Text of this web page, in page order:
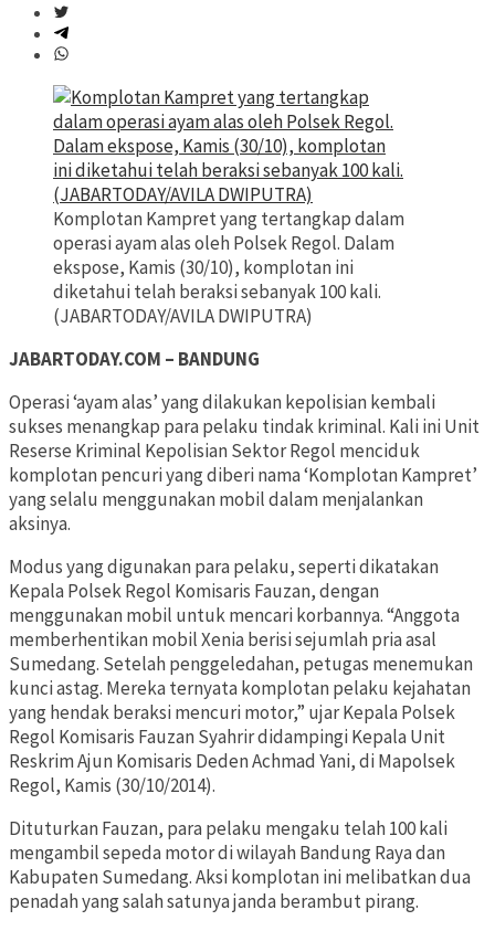
Komplotan Kampret yang tertangkap dalam
operasi ayam alas oleh Polsek Regol. Dalam
ekspose, Kamis (30/10), komplotan ini
diketahui telah beraksi sebanyak 100 kali.
(JABARTODAY/AVILA DWIPUTRA)
JABARTODAY.COM – BANDUNG
Operasi ‘ayam alas’ yang dilakukan kepolisian kembali
sukses menangkap para pelaku tindak kriminal. Kali ini Unit
Reserse Kriminal Kepolisian Sektor Regol menciduk
komplotan pencuri yang diberi nama ‘Komplotan Kampret’
yang selalu menggunakan mobil dalam menjalankan
aksinya.
Modus yang digunakan para pelaku, seperti dikatakan
Kepala Polsek Regol Komisaris Fauzan, dengan
menggunakan mobil untuk mencari korbannya. “Anggota
memberhentikan mobil Xenia berisi sejumlah pria asal
Sumedang. Setelah penggeledahan, petugas menemukan
kunci astag. Mereka ternyata komplotan pelaku kejahatan
yang hendak beraksi mencuri motor,” ujar Kepala Polsek
Regol Komisaris Fauzan Syahrir didampingi Kepala Unit
Reskrim Ajun Komisaris Deden Achmad Yani, di Mapolsek
Regol, Kamis (30/10/2014).
Dituturkan Fauzan, para pelaku mengaku telah 100 kali
mengambil sepeda motor di wilayah Bandung Raya dan
Kabupaten Sumedang. Aksi komplotan ini melibatkan dua
penadah yang salah satunya janda berambut pirang.